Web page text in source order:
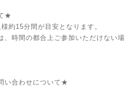
★
約15分間が目安となります。
、時間の都合上ご参加いただけない場
い合わせについて★